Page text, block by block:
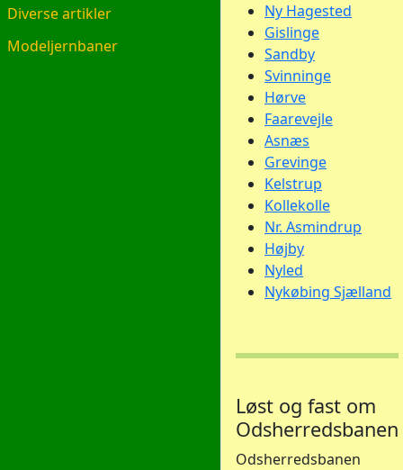
Diverse artikler
Modeljernbaner
Ny Hagested
Gislinge
Sandby
Svinninge
Hørve
Faarevejle
Asnæs
Grevinge
Kelstrup
Kollekolle
Nr. Asmindrup
Højby
Nyled
Nykøbing Sjælland
Løst og fast om
Odsherredsbanen
Odsherredsbanen